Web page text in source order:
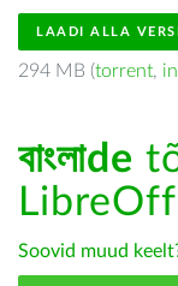
LAADI ALLA
294 MB (torrent,
বাংলাde
Soovid muud